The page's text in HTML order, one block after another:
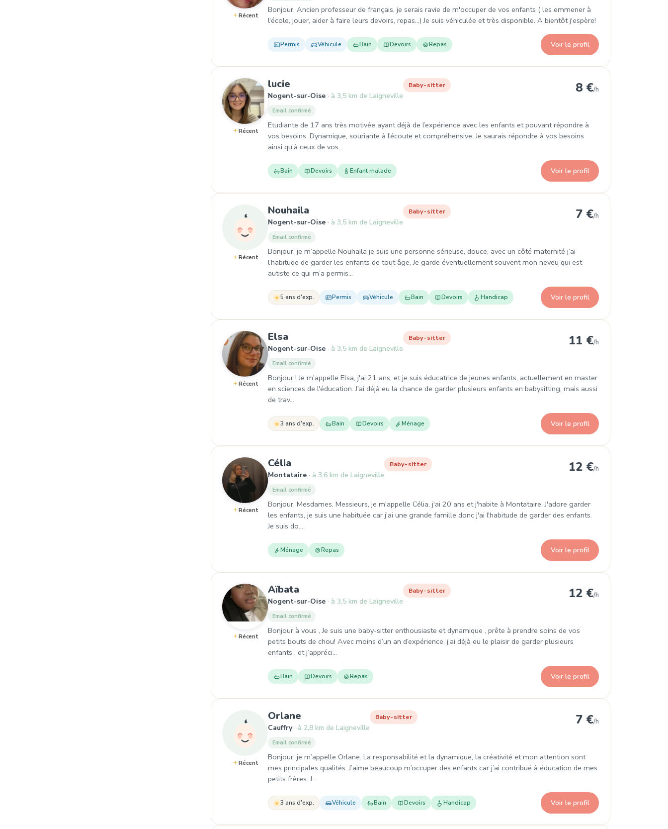
Récent
Bonjour, Ancien professeur de français, je serais ravie de m'occuper de vos enfants ( les emmener à
l'école, jouer, aider à faire leurs devoirs, repas...) Je suis véhiculée et très disponible. A bientôt j'espère!
Permis Véhicule Bain Devoirs Repas Voir le profil
Récent
lucie , Baby-sitter à Nogent-sur-Oise
Nogent-sur-Oise à 3,5 km de Laigneville
Baby-sitter 8 €/h
Email confirmé
Etudiante de 17 ans très motivée ayant déjà de l’expérience avec les enfants et pouvant répondre à
vos besoins. Dynamique, souriante à l’écoute et compréhensive. Je saurais répondre à vos besoins
ainsi qu’à ceux de vos…
Bain Devoirs Enfant malade Voir le profil
Récent
Nouhaila , Baby-sitter à Nogent-sur-Oise
Nogent-sur-Oise à 3,5 km de Laigneville
Baby-sitter 7 €/h
Email confirmé
Bonjour, je m’appelle Nouhaila je suis une personne sérieuse, douce, avec un côté maternité j’ai
l’habitude de garder les enfants de tout âge, Je garde éventuellement souvent mon neveu qui est
autiste ce qui m’a permis…
5 ans d'exp. Permis Véhicule Bain Devoirs Handicap Voir le profil
Récent
Elsa , Baby-sitter à Nogent-sur-Oise
Nogent-sur-Oise à 3,5 km de Laigneville
Baby-sitter 11 €/h
Email confirmé
Bonjour ! Je m'appelle Elsa, j'ai 21 ans, et je suis éducatrice de jeunes enfants, actuellement en master
en sciences de l'éducation. J'ai déjà eu la chance de garder plusieurs enfants en babysitting, mais aussi
de trav…
3 ans d'exp. Bain Devoirs Ménage Voir le profil
Récent
Célia , Baby-sitter à Montataire
Montataire à 3,6 km de Laigneville
Baby-sitter 12 €/h
Email confirmé
Bonjour, Mesdames, Messieurs, je m'appelle Célia, j'ai 20 ans et j'habite à Montataire. J'adore garder
les enfants, je suis une habituée car j'ai une grande famille donc j'ai l'habitude de garder des enfants.
Je suis do…
Ménage Repas Voir le profil
Récent
Aïbata , Baby-sitter à Nogent-sur-Oise
Nogent-sur-Oise à 3,5 km de Laigneville
Baby-sitter 12 €/h
Email confirmé
Bonjour à vous , Je suis une baby-sitter enthousiaste et dynamique , prête à prendre soins de vos
petits bouts de chou! Avec moins d’un an d’expérience, j’ai déjà eu le plaisir de garder plusieurs
enfants , et j’appréci…
Bain Devoirs Repas Voir le profil
Récent
Orlane , Baby-sitter à Cauffry
Cauffry à 2,8 km de Laigneville
Baby-sitter 7 €/h
Email confirmé
Bonjour, je m’appelle Orlane. La responsabilité et la dynamique, la créativité et mon attention sont
mes principales qualités. J’aime beaucoup m’occuper des enfants car j’ai contribué à éducation de mes
petits frères. J…
3 ans d'exp. Véhicule Bain Devoirs Handicap Voir le profil